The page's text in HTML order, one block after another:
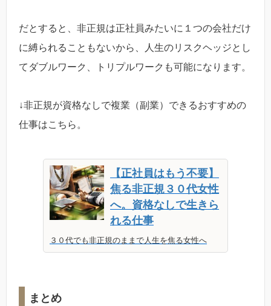
だとすると、非正規は正社員みたいに１つの会社だけ
に縛られることもないから、人生のリスクヘッジとし
てダブルワーク、トリプルワークも可能になります。
↓非正規が資格なしで複業（副業）できるおすすめの
仕事はこちら。
【正社員はもう不要】
焦る非正規３０代女性
へ。資格なしで生きら
れる仕事
３０代でも非正規のままで人生を焦る女性へ
まとめ